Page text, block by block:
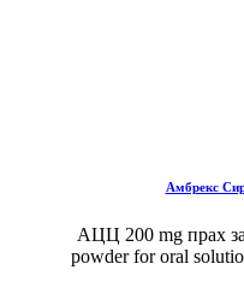
Амбрекс
АЦЦ 200 mg прах
powder for oral